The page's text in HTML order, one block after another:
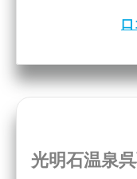
光明石温泉